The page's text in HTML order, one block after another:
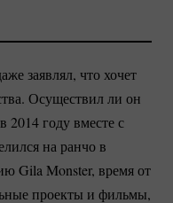
заявлял, что хочет
Осуществил ли он
2014 году вместе с
на ранчо в
Gila Monster, время от
проекты и фильмы,